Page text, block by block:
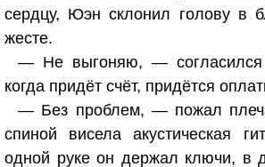
сердцу, Юэн склонил голову в
жесте.
— Не выгоняю, —
когда придёт счёт, придётся
— Без проблем, — пожал
спиной висела акустическая
одной руке он держал ключи, в